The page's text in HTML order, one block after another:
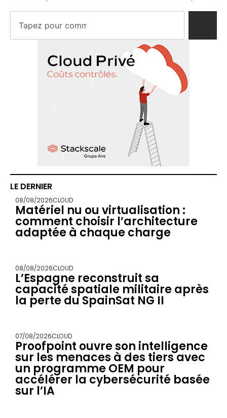
LE DERNIER
08/08/2026CLOUD
Matériel nu ou virtualisation :
comment choisir l’architecture
adaptée à chaque charge
08/08/2026CLOUD
L’Espagne reconstruit sa
capacité spatiale militaire après
la perte du SpainSat NG II
07/08/2026CLOUD
Proofpoint ouvre son intelligence
sur les menaces à des tiers avec
un programme OEM pour
accélérer la cybersécurité basée
sur l’IA